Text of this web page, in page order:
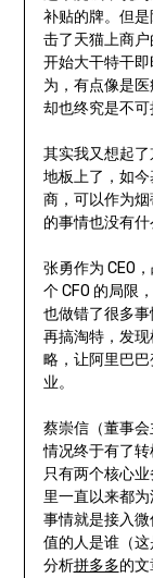
补贴的牌。但
击了天猫上商
开始大干特干
为，有点像是医
却也终究是不可
其实我又想起
地板上了，如
商，可以作为
的事情也没有什
张勇作为 CEO
个 CFO 的局限
也做错了很多
再搞淘特，发
略，让阿里巴
业。
蔡崇信（董事会
情况终于有了转
只有两个核心
里一直以来都
事情就是接入
值的人是谁（
分析拼多多的